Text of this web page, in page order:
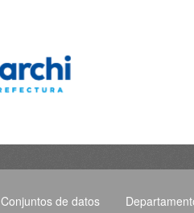
Conjuntos de datos